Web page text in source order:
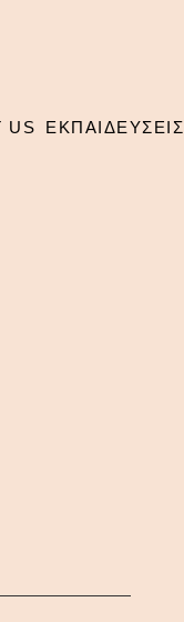
US ΕΚΠΑΙΔΕΥΣΕΙΣ